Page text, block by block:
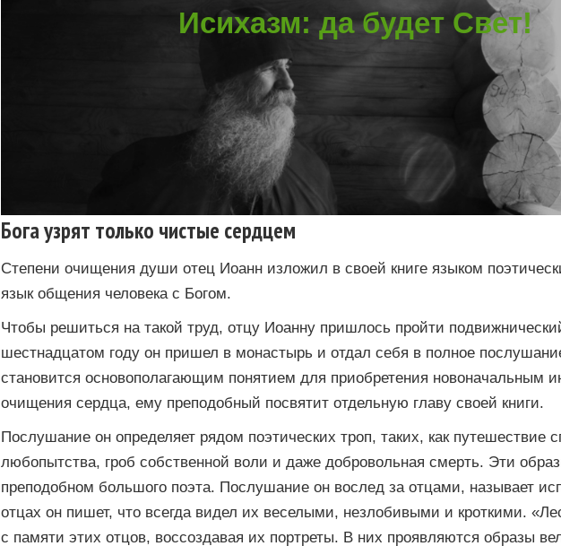
Исихазм: да будет Свет!
Бога узрят только чистые сердцем
Степени очищения души отец Иоанн изложил в своей книге языком
язык общения человека с Богом.
Чтобы решиться на такой труд, отцу Иоанну пришлось пройти
шестнадцатом году он пришел в монастырь и отдал себя в полное
становится основополагающим понятием для приобретения новоначальным
очищения сердца, ему преподобный посвятит отдельную главу своей книги.
Послушание он определяет рядом поэтических троп, таких, как путешествие
любопытства, гроб собственной воли и даже добровольная смерть. Эти
преподобном большого поэта. Послушание он вослед за отцами, называет
отцах он пишет, что всегда видел их веселыми, незлобивыми и кроткими.
с памяти этих отцов, воссоздавая их портреты. В них проявляются образы